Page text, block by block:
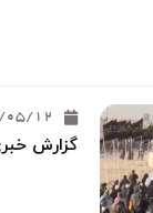
05/12
گزارش